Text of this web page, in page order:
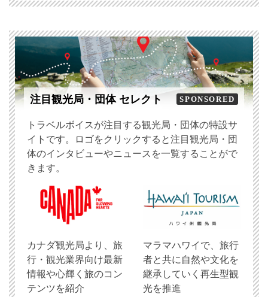
注目観光局・団体 セレクト SPONSORED
トラベルボイスが注目する観光局・団体の特設サ
イトです。ロゴをクリックすると注目観光局・団
体のインタビューやニュースを一覧することがで
きます。
​カナダ観光局より、旅
行・観光業界向け最新
情報や心輝く旅のコン
テンツを紹介
マラマハワイで、旅行
者と共に自然や文化を
継承していく再生型観
光を推進